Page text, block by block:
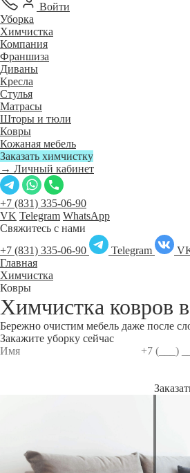
Войти
Уборка
Химчистка
Компания
Франшиза
Диваны
Кресла
Стулья
Матрасы
Шторы и тюли
Ковры
Кожаная мебель
Заказать химчистку
→ Личный кабинет
+7 (831) 335-06-90
VK Telegram WhatsApp
Свяжитесь с нами
+7 (831) 335-06-90
Telegram
Главная
Химчистка
Ковры
Химчистка ковров в
Бережно очистим мебель даже после
Закажите уборку сейчас